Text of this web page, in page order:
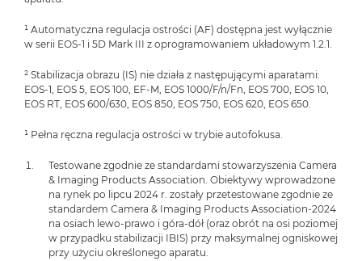
¹ Automatyczna regulacja ostrości (AF) dostępna jest wyłącznie
w serii EOS-1 i 5D Mark III z oprogramowaniem układowym 1.2.1.
² Stabilizacja obrazu (IS) nie działa z następującymi aparatami:
EOS-1, EOS 5, EOS 100, EF-M, EOS 1000/F/n/Fn, EOS 700, EOS 10,
EOS RT, EOS 600/630, EOS 850, EOS 750, EOS 620, EOS 650.
¹ Pełna ręczna regulacja ostrości w trybie autofokusa.
Testowane zgodnie ze standardami stowarzyszenia Camera
& Imaging Products Association. Obiektywy wprowadzone
na rynek po lipcu 2024 r. zostały przetestowane zgodnie ze
standardem Camera & Imaging Products Association-2024
na osiach lewo-prawo i góra-dół (oraz obrót na osi poziomej
w przypadku stabilizacji IBIS) przy maksymalnej ogniskowej
przy użyciu określonego aparatu.